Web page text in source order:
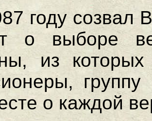
году созвал
о выборе
из
о каждой